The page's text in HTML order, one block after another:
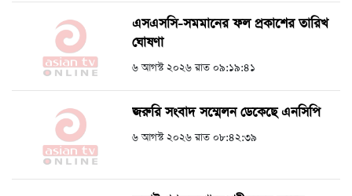
এসএসসি-সমমানের ফল প্রকাশের তারিখ
ঘোষণা
৬ আগস্ট ২০২৬ রাত ০৯:১৯:৪১
জরুরি সংবাদ সম্মেলন ডেকেছে এনসিপি
৬ আগস্ট ২০২৬ রাত ০৮:৪২:৩৯